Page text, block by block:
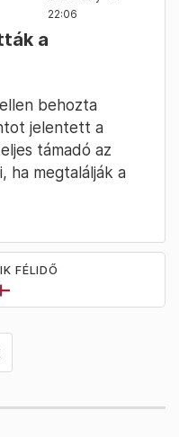
22:06
a
behozta
jelentett a
támadó az
ha megtalálják a
FÉLIDŐ